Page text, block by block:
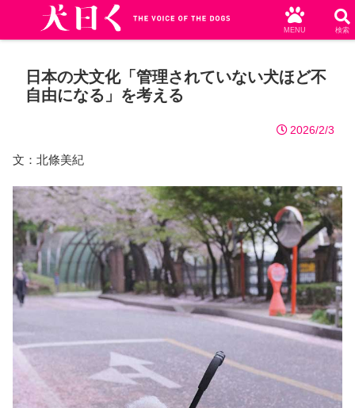
日本の犬文化「管理されていない犬ほど不
自由になる」を考える
2026/2/3
文：北條美紀
MENU 検索